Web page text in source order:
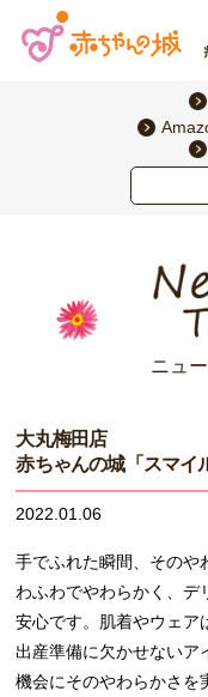
ニュ
大丸梅田店
赤ちゃんの城「スマイ
2022.01.06
手でふれた瞬間、そのや
わふわでやわらかく、デ
安心です。肌着やウェア
出産準備に欠かせないア
機会にそのやわらかさを